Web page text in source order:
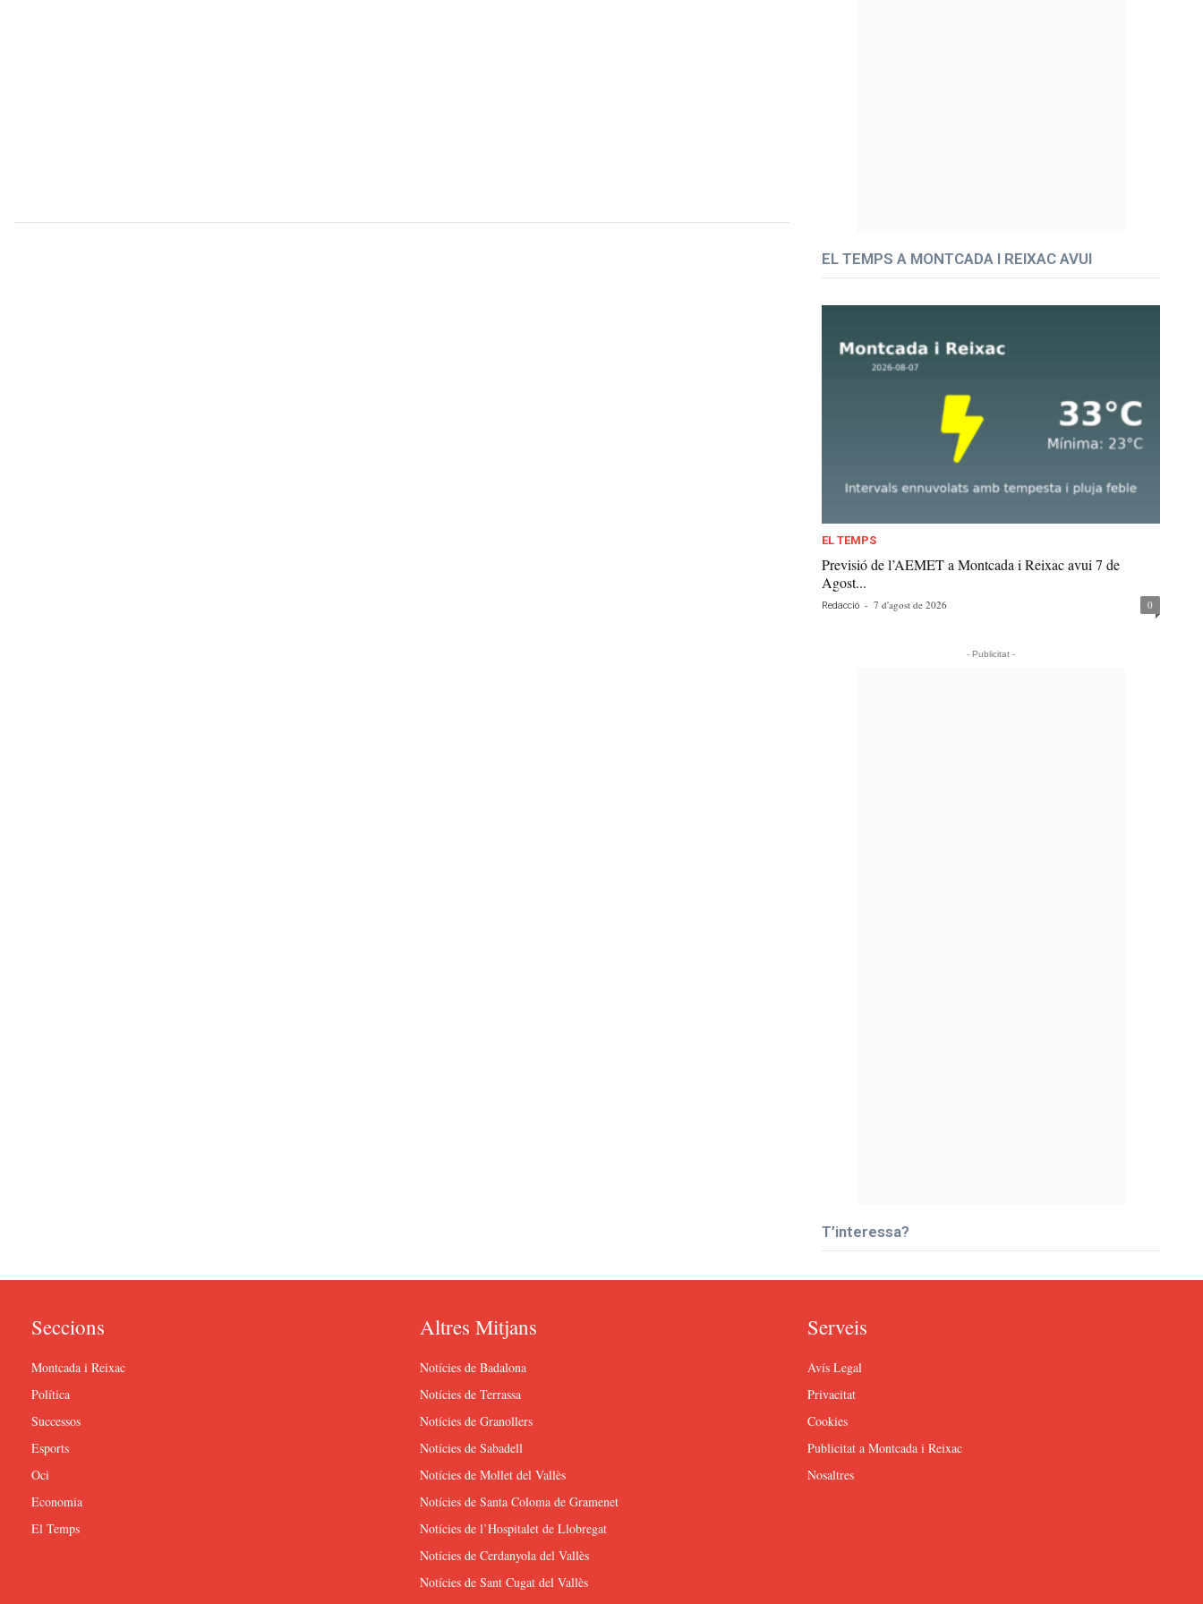
EL TEMPS A MONTCADA I REIXAC AVUI
EL TEMPS
Previsió de l’AEMET a Montcada i Reixac avui 7 de
Agost...
Redacció - 7 d'agost de 2026 0
- Publicitat -
T’interessa?
Seccions
Montcada i Reixac
Política
Successos
Esports
Oci
Economia
El Temps
Altres Mitjans
Notícies de Badalona
Notícies de Terrassa
Notícies de Granollers
Notícies de Sabadell
Notícies de Mollet del Vallès
Notícies de Santa Coloma de Gramenet
Notícies de l’Hospitalet de Llobregat
Notícies de Cerdanyola del Vallès
Notícies de Sant Cugat del Vallès
Serveis
Avís Legal
Privacitat
Cookies
Publicitat a Montcada i Reixac
Nosaltres